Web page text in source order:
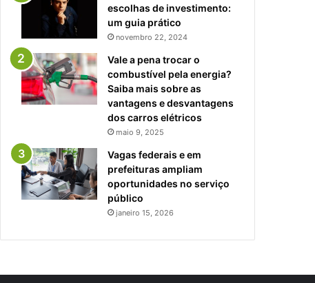
escolhas de investimento:
um guia prático
novembro 22, 2024
Vale a pena trocar o
combustível pela energia?
Saiba mais sobre as
vantagens e desvantagens
dos carros elétricos
maio 9, 2025
Vagas federais e em
prefeituras ampliam
oportunidades no serviço
público
janeiro 15, 2026